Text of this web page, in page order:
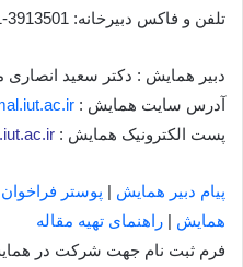
تلفن و فاکس دبیرخانه: 3913501-0311
دبیر همایش : دکتر سعید انصاری
آدرس سایت همایش :
پست الکترونیک همایش :
پیام دبیر همایش پوستر
همایش
راهنمای تهیه مقاله
فرم ثبت نام جهت شرکت در